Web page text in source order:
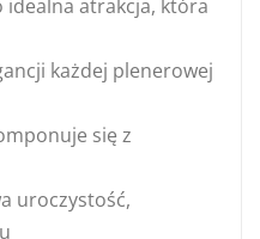
idealna atrakcja, która
każdej plenerowej
się z
uroczystość,